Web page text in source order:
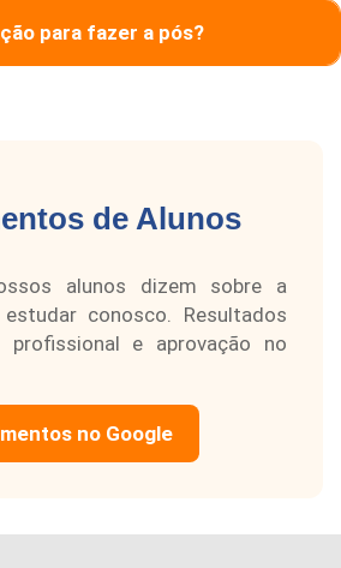
para fazer a pós?
de Alunos
alunos dizem sobre a
conosco. Resultados
profissional e aprovação no
no Google